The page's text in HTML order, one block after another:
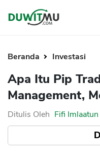
Saham
Bitcoin
Investasi
Pengeluaran
Asuransi
Rencana Keuangan
Kartu Kredit
KPR
KTA
Pinjaman Online
Pinjaman
Beranda Investasi
Apa Itu Pip
Management,
Ditulis Oleh Fifi